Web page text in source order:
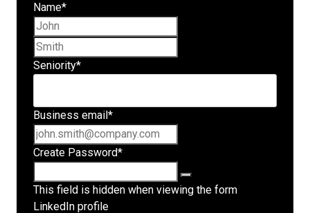
Name*
Seniority*
Business email *
Create Password*
This field is hidden when viewing the form
LinkedIn profile